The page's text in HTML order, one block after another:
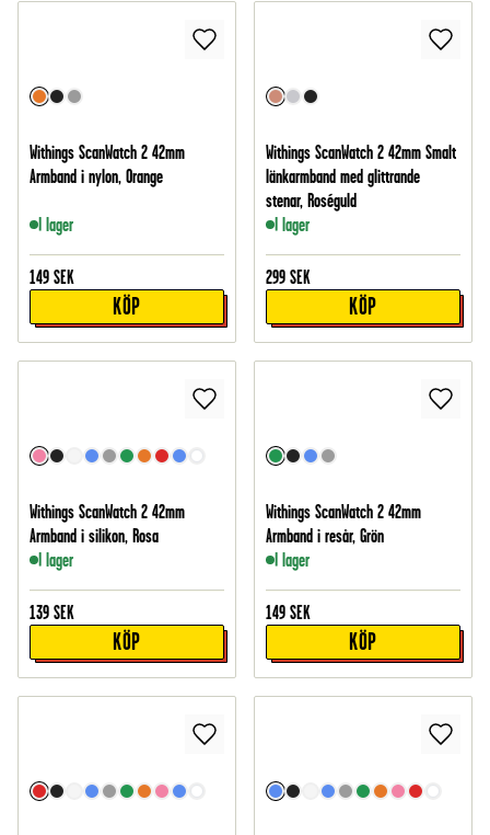
Withings ScanWatch 2 42mm
Armband i nylon, Orange
I lager
149 SEK
KÖP
Withings ScanWatch 2 42mm Smalt
länkarmband med glittrande
stenar, Roséguld
I lager
299 SEK
KÖP
Withings ScanWatch 2 42mm
Armband i silikon, Rosa
I lager
139 SEK
KÖP
Withings ScanWatch 2 42mm
Armband i resår, Grön
I lager
149 SEK
KÖP